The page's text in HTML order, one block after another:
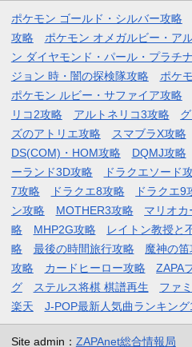
ポケモン ゴールド・シルバー攻略
攻略
ポケモン オメガルビー・ア
ン ダイヤモンド・パール・プラチ
ジョン 時・闇の探検隊攻略
ポケ
ポケモン ルビー・サファイア攻略
リコ2攻略
アルトネリコ3攻略
ズのアトリエ攻略
スマブラX攻略
DS(COM)・HOM攻略
DQMJ攻略
ーランド3D攻略
ドラクエソード
7攻略
ドラクエ8攻略 ドラクエ9
ン攻略
MOTHER3攻略 マリオカ
略
MHP2G攻略 レイトン教授と
略
最後の時間旅行攻略 魔神の
攻略
カードヒーロー攻略 ZAPA
グ
ステルス将棋 棋譜再生 ファ
楽天
J-POP最新人気曲ランキング
Site admin： ZAPAnet総合情報局